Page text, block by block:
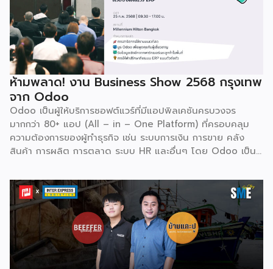
ซอฟต์แวร์ ERP ที่มาปลดล็อกทุกธุรกิจในประเทศไทยผ่านการนำ
เทคโนโลยีใหม่สุดล้ำ ยกระดับองค์กรของคุณไปสู่ระบบดิจิทัล
พร้อมกับโอกาสที่จะได้เข้ามาเป็นพาร์ทเนอร์ระดับมืออาชีพร่วมกับ
Odoo […]
ห้ามพลาด! งาน Business Show 2568 กรุงเทพ
จาก Odoo
Odoo เป็นผู้ให้บริการซอฟต์แวร์ที่มีแอปพิลเคชันครบวงจร
มากกว่า 80+ แอป (All – in – One Platform) ที่ครอบคลุม
ความต้องการของผู้ทำธุรกิจ เช่น ระบบการเงิน การขาย คลัง
สินค้า การผลิต การตลาด ระบบ HR และอื่นๆ โดย Odoo เป็นผู้
เบลเยี่ยมให้บริการใน 19 แห่งทั่วโลก รวมถึงสหรัฐอเมริกา ฮ่องกง
อินโดนีเซีย และดูไบ ปัจจุบัน Odoo ให้บริการผู้ใช้งานในไทย
มากกว่า 4 แสนราย และมีผู้ใช้งานมากกว่า 6 ล้านคนทั่วเอเชีย ปีนี้
Odoo กลับมาจัดงาน Business Roadshow 2568 ภายใต้
Concept พลิกธุรกิจให้กำไร ต่อยอดธุรกิจของคุณด้วย
ซอฟต์แวร์ ERP ที่มาปลดล็อกทุกธุรกิจในประเทศไทยผ่านการนำ
เทคโนโลยีใหม่สุดล้ำ ยกระดับองค์กรของคุณไปสู่ระบบดิจิทัล